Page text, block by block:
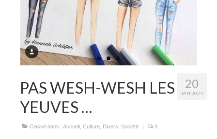
20
JAN 2024
PAS WESH-WESH LES
YEUVES …
Classé dans : Accueil Culture Divers Société | 0